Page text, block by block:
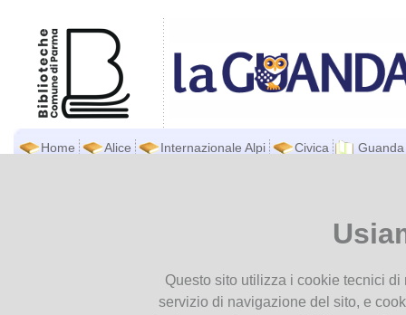
Home Alice Internazionale Alpi Civica Guanda
12
Dic
Questo sito utilizza i cookie tecnici
servizio di navigazione del sito, e